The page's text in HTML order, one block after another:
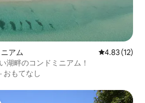
アム レビュー12
4.83 (12)
湖畔のコンドミニアム！
· おもてなし